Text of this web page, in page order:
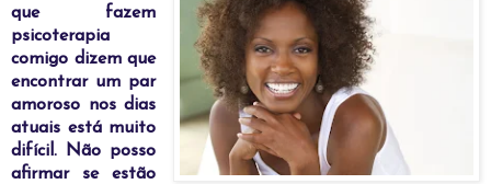
que fazem
psicoterapia
comigo dizem que
encontrar um par
amoroso nos dias
atuais está muito
difícil. Não posso
afirmar se estão